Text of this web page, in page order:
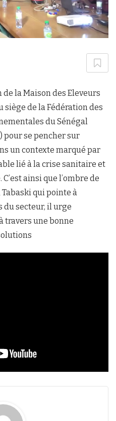
la Maison des Eleveurs
siège de la Fédération des
du Sénégal
pour se pencher sur
un contexte marqué par
lié à la crise sanitaire et
ainsi que l’ombre de
qui pointe à
du secteur, il urge
travers une bonne